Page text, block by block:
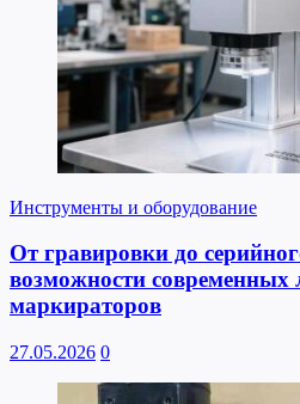
Инструменты и оборудование
От гравировки до
возможности современных
маркираторов
27.05.2026 0